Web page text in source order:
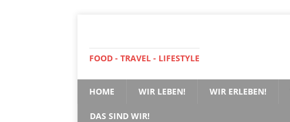
FOOD - TRAVEL - LIFESTYLE
HOME WIR LEBEN! WIR ERLEBEN!
DAS SIND WIR!